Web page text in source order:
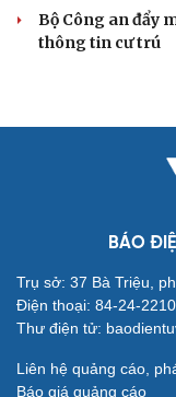
Bộ Công an đẩy
thông tin cư trú
BÁO
Trụ sở: 37 Bà Triệu,
Điện thoại: 84-24-
Thư điện tử:
Liên hệ quảng cáo,
Báo giá quảng cáo